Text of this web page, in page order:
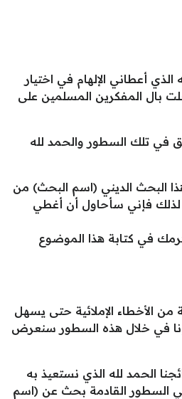
أعطاني الإلهام في اختيار
بال المفكرين المسلمين على
في تلك السطور والحمد لله
البحث الديني (اسم البحث) من
لذلك فإني سأحاول أن أغطي
في كتابة هذا الموضوع
الأخطاء الإملائية حتى يسهل
في خلال هذه السطور سنعرض
الحمد لله الذي نستعيذ به
السطور القادمة بحث عن (اسم